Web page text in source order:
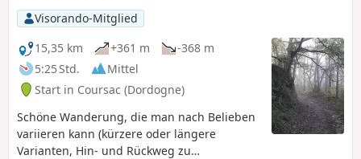
Visorando-Mitglied
15,35 km
+361 m
-368 m
5:25 Std.
Mittel
Start in Coursac (Dordogne)
Schöne Wanderung, die man nach Belieben
variieren kann (kürzere oder längere
Varianten, Hin- und Rückweg zu